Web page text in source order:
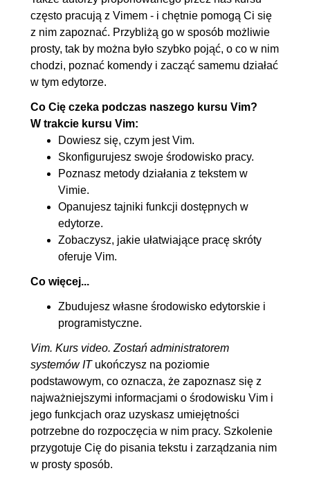
3.9. Podsumowanie cz. 1
00:14:02
3.10. Podsumowanie cz. 2
00:19:27
4. Edytor Vim cz. 2 02:25:59
4.1. Szukanie, zamiana tekstu,
sortowanie
4.2. Omówienie tryby Insert
4.3. Omówienie tryby Visual
00:06:50
4.4. Vim Diff
00:09:30
4.5. Inne funkcje Vima
00:18:58
4.6. Używanie Makro w Vimie
4.7. Komendy Shella w Vimie
4.9. Vim w GUI Linux, Windows
cz. 1
4.11. Podsumowanie rozdziału
cz. 2
00:15:32
4.12. Podsumowanie rozdziału
00:18:29
5. Budowanie własnych środowisk
często pracują z Vimem - i chętnie pomogą Ci się
z nim zapoznać. Przybliżą go w sposób możliwie
prosty, tak by można było szybko pojąć, o co w nim
chodzi, poznać komendy i zacząć samemu działać
w tym edytorze.
Co Cię czeka podczas naszego kursu Vim?
W trakcie kursu Vim:
Dowiesz się, czym jest Vim.
Skonfigurujesz swoje środowisko pracy.
Poznasz metody działania z tekstem w
Vimie.
Opanujesz tajniki funkcji dostępnych w
edytorze.
Zobaczysz, jakie ułatwiające pracę skróty
oferuje Vim.
Co więcej...
Zbudujesz własne środowisko edytorskie i
programistyczne.
Vim. Kurs video. Zostań administratorem
systemów IT ukończysz na poziomie
podstawowym, co oznacza, że zapoznasz się z
najważniejszymi informacjami o środowisku Vim i
jego funkcjach oraz uzyskasz umiejętności
potrzebne do rozpoczęcia w nim pracy. Szkolenie
przygotuje Cię do pisania tekstu i zarządzania nim
w prosty sposób.